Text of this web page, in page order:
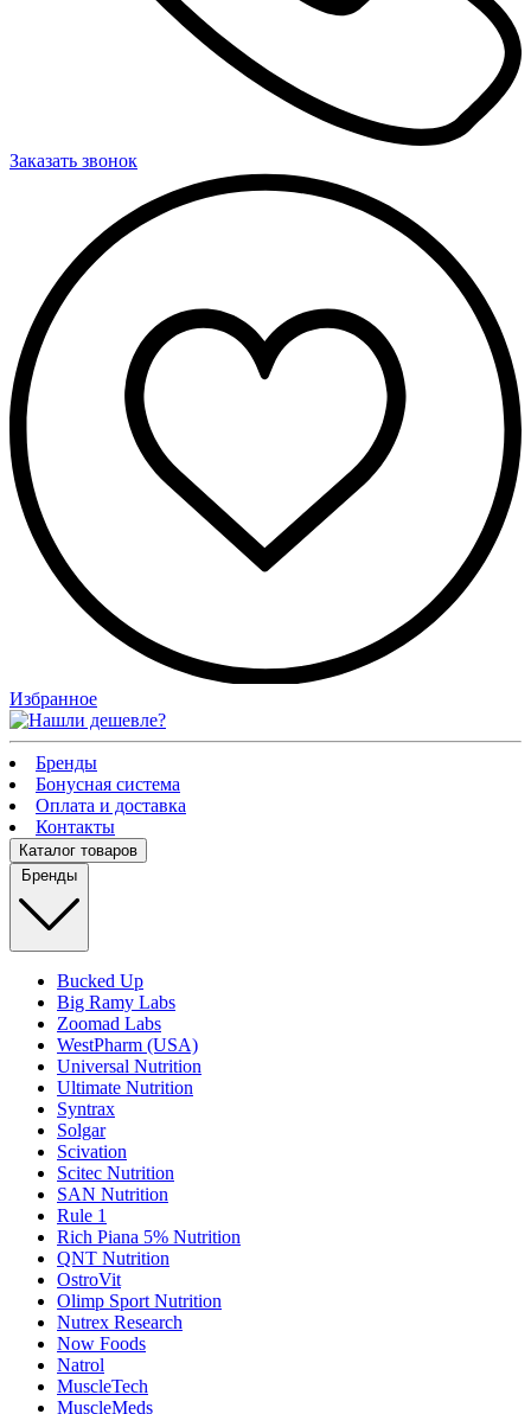
Заказать звонок
Избранное
Бренды
Бонусная система
Оплата и доставка
Контакты
Каталог товаров
Бренды
Bucked Up
Big Ramy Labs
Zoomad Labs
WestPharm (USA)
Universal Nutrition
Ultimate Nutrition
Syntrax
Solgar
Scivation
Scitec Nutrition
SAN Nutrition
Rule 1
Rich Piana 5% Nutrition
QNT Nutrition
OstroVit
Olimp Sport Nutrition
Nutrex Research
Now Foods
Natrol
MuscleTech
MuscleMeds